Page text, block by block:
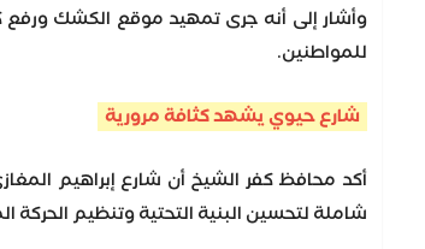
وأشار إلى أنه جرى تمهيد موقع الكشك ورفع
للمواطنين.
شارع حيوي يشهد كثافة مرورية
أكد محافظ كفر الشيخ أن شارع إبراهيم
شاملة لتحسين البنية التحتية وتنظيم